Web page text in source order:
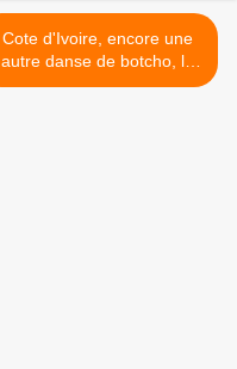
Cote d'Ivoire, encore une
autre danse de botcho, le
Kuitata : Zepekegno >